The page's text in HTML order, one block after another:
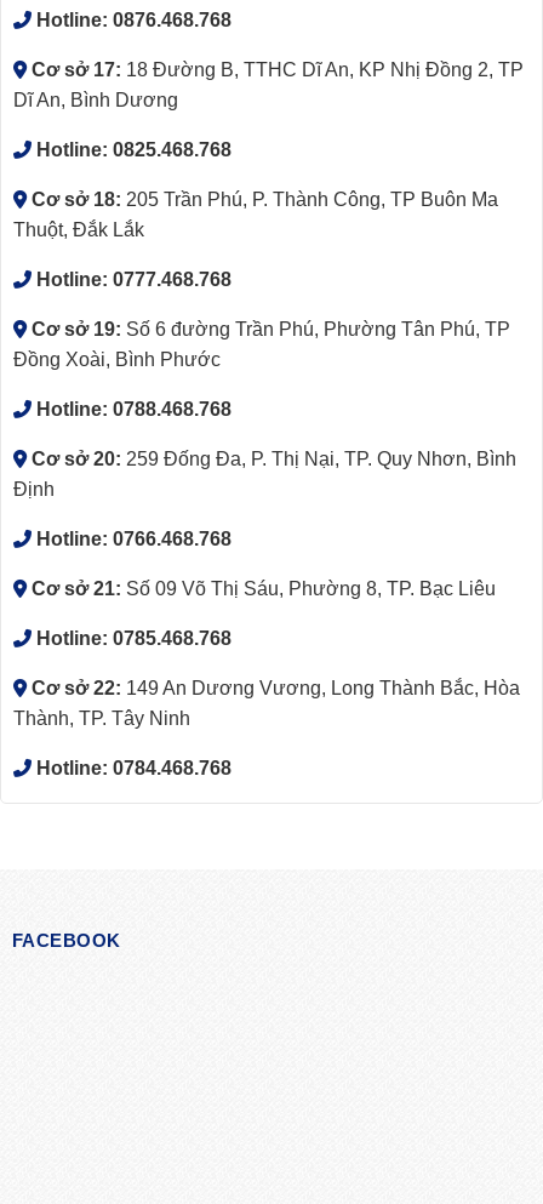
Hotline: 0876.468.768
Cơ sở 17: 18 Đường B, TTHC Dĩ An, KP Nhị Đồng 2, TP
Dĩ An, Bình Dương
Hotline: 0825.468.768
Cơ sở 18: 205 Trần Phú, P. Thành Công, TP Buôn Ma
Thuột, Đắk Lắk
Hotline: 0777.468.768
Cơ sở 19: Số 6 đường Trần Phú, Phường Tân Phú, TP
Đồng Xoài, Bình Phước
Hotline: 0788.468.768
Cơ sở 20: 259 Đống Đa, P. Thị Nại, TP. Quy Nhơn, Bình
Định
Hotline: 0766.468.768
Cơ sở 21: Số 09 Võ Thị Sáu, Phường 8, TP. Bạc Liêu
Hotline: 0785.468.768
Cơ sở 22: 149 An Dương Vương, Long Thành Bắc, Hòa
Thành, TP. Tây Ninh
Hotline: 0784.468.768
FACEBOOK